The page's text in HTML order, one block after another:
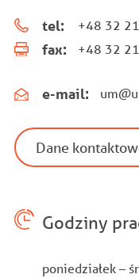
tel: +48 32
fax: +48 32
e-mail:
Dane
Godziny
poniedziałek –